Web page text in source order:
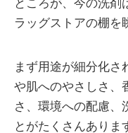
ところが、今の洗剤
ラッグストアの棚を
まず用途が細分化さ
や肌へのやさしさ、
さ、環境への配慮、
とがたくさんありま